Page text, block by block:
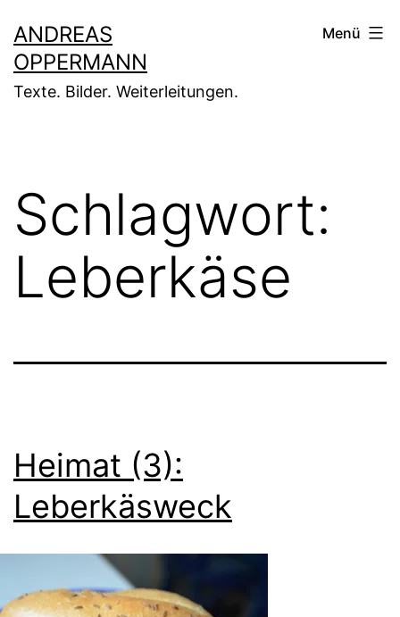
Inhalt
springen
ANDREAS
OPPERMANN
Texte. Bilder. Weiterleitungen.
Menü
Schlagwort:
Leberkäse
Heimat (3):
Leberkäsweck